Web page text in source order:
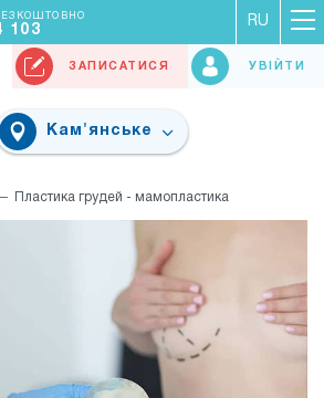
ЗАПИСАТИСЯ УВІЙТИ
Кам'янське
103
RU
Пластика грудей - мамопластика